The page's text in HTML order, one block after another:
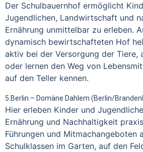
Der Schulbauernhof ermöglicht
Jugendlichen, Landwirtschaft und
Ernährung unmittelbar zu erleben.
dynamisch bewirtschafteten Hof
aktiv bei der Versorgung der Tiere,
oder lernen den Weg von
auf den Teller kennen.
5.Berlin – Domäne Dahlem (Berlin/
Hier erleben Kinder und
Ernährung und Nachhaltigkeit
Führungen und Mitmachangeboten
Schulklassen im Garten, auf den